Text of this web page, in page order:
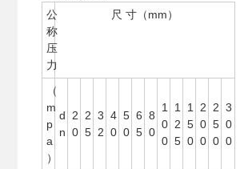
公
称
压
力
尺 寸（mm）
（
m
p
a
）
d
n
2
0
2
5
3
2
4
0
5
0
6
5
8
0
1
0
0
1
2
5
1
5
0
2
0
0
2
5
0
3
0
0